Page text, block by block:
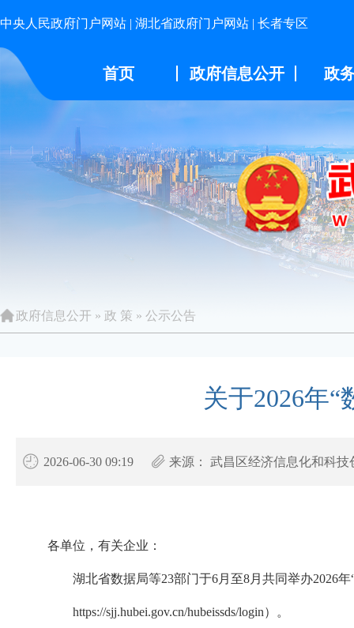
中央人民政府门户网站 | 湖北省政府门户网站 | 长者专区
首页 政府信息公开 政
政府信息公开 » 政 策 » 公示公告
关于2026年
2026-06-30 09:19 来源： 武昌区经济信息化和科技
各单位，有关企业：
湖北省数据局等23部门于6月至8月共同举办2026
https://sjj.hubei.gov.cn/hubeissds/login）。